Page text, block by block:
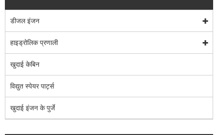
डीजल इंजन
हाइड्रोलिक प्रणाली
खुदाई केबिन
विद्युत स्पेयर पार्ट्स
खुदाई इंजन के पुर्जे